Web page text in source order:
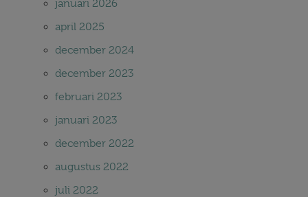
januari 2026
april 2025
december 2024
december 2023
februari 2023
januari 2023
december 2022
augustus 2022
juli 2022